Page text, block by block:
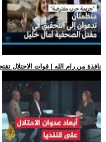
.. نافذة من رام الله | قوات الاحتلال